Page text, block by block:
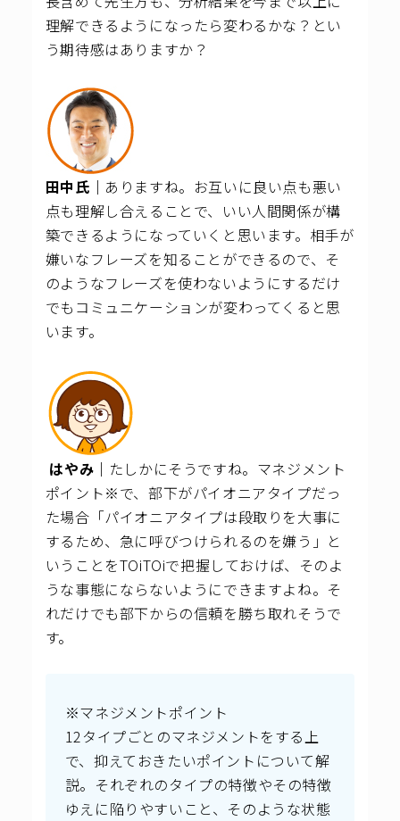
理解できるようになったら変わるかな？とい
う期待感はありますか？
田中氏｜ ありますね。お互いに良い点も悪い
点も理解し合えることで、いい人間関係が構
築できるようになっていくと思います。相手が
嫌いなフレーズを知ることができるので、そ
のようなフレーズを使わないようにするだけ
でもコミュニケーションが変わってくると思
います。
はやみ｜ たしかにそうですね。マネジメント
ポイント※で、部下がパイオニアタイプだっ
た場合「パイオニアタイプは段取りを大事に
するため、急に呼びつけられるのを嫌う」と
いうことをTOiTOiで把握しておけば、そのよ
うな事態にならないようにできますよね。そ
れだけでも部下からの信頼を勝ち取れそうで
す。
※マネジメントポイント
12タイプごとのマネジメントをする上
で、抑えておきたいポイントについて解
説。それぞれのタイプの特徴やその特徴
ゆえに陥りやすいこと、そのような状態